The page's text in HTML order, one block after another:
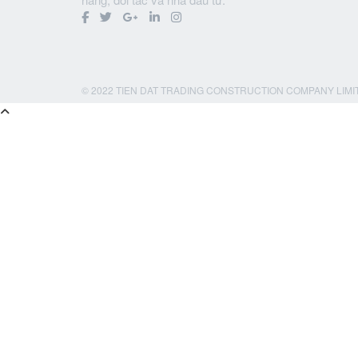
© 2022 TIEN DAT TRADING CONSTRUCTION COMPANY